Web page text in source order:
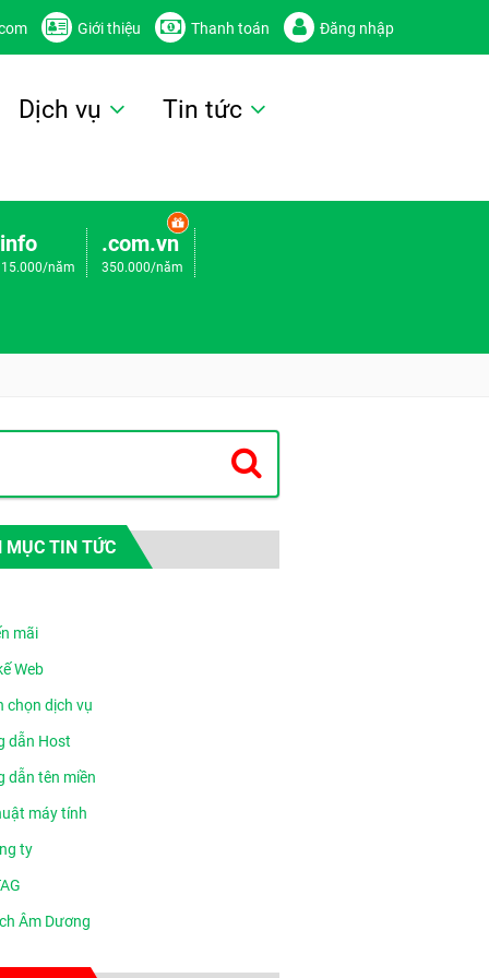
Giới thiệu Thanh toán Đăng nhập
Dịch vụ
Tin tức
năm
.com.vn
350.000/năm
MỤC TIN TỨC
mãi
Web
chọn dịch vụ
dẫn Host
dẫn tên miền
máy tính
ty
Âm Dương